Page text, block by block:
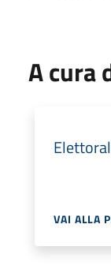
A cura
VAI ALLA